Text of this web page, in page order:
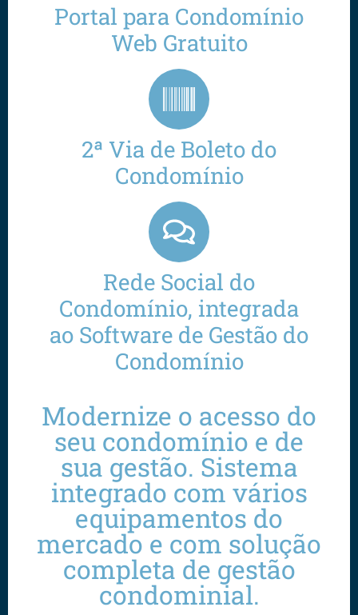
Portal para Condomínio
Web Gratuito
2ª Via de Boleto do
Condomínio
Rede Social do
Condomínio, integrada
ao Software de Gestão do
Condomínio
Modernize o acesso do
seu condomínio e de
sua gestão. Sistema
integrado com vários
equipamentos do
mercado e com solução
completa de gestão
condominial.